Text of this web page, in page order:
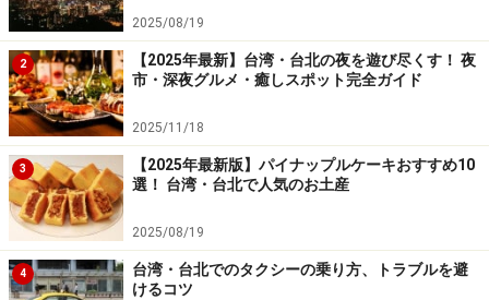
れますが、手数料20台湾元が差し引かれます。なので20
元の区間×5回以上乗車するならお得！ 2泊3日の旅程だと
使いきれるかどうか……というところですが、乗り降りが
非常にスムーズという点を考えると買っておいて損はな
いと思います。カード破損の際はデポジットが返金され
ません。
残金がなくなってきたら、駅にある｢悠遊カー加値機（ヨ
ウヨウカーチャージ機）｣で100台湾元単位でチャージで
きます。こちらは紙幣のみ使用が可能です。
2025/08/19
2
【2025年最新】台湾・台北の夜を遊び尽くす！ 夜
市・深夜グルメ・癒しスポット完全ガイド
2025/11/18
3
【2025年最新版】パイナップルケーキおすすめ10
選！ 台湾・台北で人気のお土産
2025/08/19
4
台湾・台北でのタクシーの乗り方、トラブルを避
けるコツ